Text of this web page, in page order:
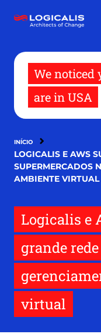
para
We noticed
are in USA
INÍCIO
LOGICALIS E AWS
SUPERMERCADOS
AMBIENTE VIRTUAL
Logicalis e
grande
virtual